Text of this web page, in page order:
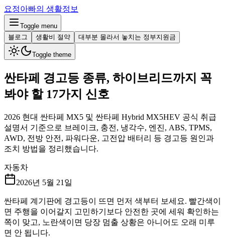
요정아빠의 생활정보
Toggle menu
블로그
생활비 절약 대부분 몰라서 놓치는 정부지원금
Toggle theme
싼타페 경고등 종류, 하이브리드까지 꼭
봐야 할 17가지 신호
2026 현대 싼타페 MX5 및 싼타페 Hybrid MX5HEV 공식 취급
설명서 기준으로 브레이크, 충전, 냉각수, 엔진, ABS, TPMS,
AWD, 전방 안전, 파워다운, 고전압 배터리 등 경고등 원인과
조치 방법을 정리했습니다.
자동차
2026년 5월 21일
싼타페 계기판에 경고등이 뜨면 먼저 색부터 보세요. 빨간색이
면 주행을 이어갈지 고민하기보다 안전한 곳에 세워 확인하는
쪽이 맞고, 노란색이면 당장 멈출 상황은 아니어도 오래 미루
면 안 됩니다.